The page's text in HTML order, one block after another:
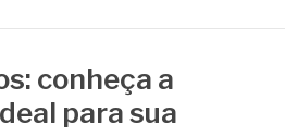
conheça a
para sua